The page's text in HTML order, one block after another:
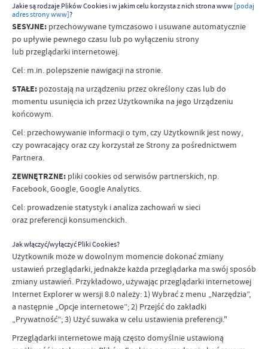
Jakie są rodzaje Plików Cookies i w jakim celu korzysta z nich strona www[podaj
adres strony www]?
SESYJNE: przechowywane tymczasowo i usuwane automatycznie
po upływie pewnego czasu lub po wyłączeniu strony
lub przeglądarki internetowej.
Cel: m.in. polepszenie nawigacji na stronie.
STAŁE: pozostają na urządzeniu przez określony czas lub do
momentu usunięcia ich przez Użytkownika na jego Urządzeniu
końcowym.
Cel: przechowywanie informacji o tym, czy Użytkownik jest nowy,
czy powracający oraz czy korzystał ze Strony za pośrednictwem
Partnera.
ZEWNĘTRZNE: pliki cookies od serwisów partnerskich, np.
Facebook, Google, Google Analytics.
Cel: prowadzenie statystyk i analiza zachowań w sieci
oraz preferencji konsumenckich.
Jak włączyć/wyłączyć Pliki Cookies?
Użytkownik może w dowolnym momencie dokonać zmiany
ustawień przeglądarki, jednakże każda przeglądarka ma swój sposób
zmiany ustawień. Przykładowo, używając przeglądarki internetowej
Internet Explorer w wersji 8.0 należy: 1) Wybrać z menu „Narzędzia”,
a następnie „Opcje internetowe”; 2) Przejść do zakładki
„Prywatność”; 3) Użyć suwaka w celu ustawienia preferencji."
Przeglądarki internetowe mają często domyślnie ustawioną